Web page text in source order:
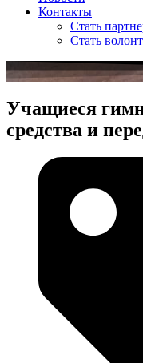
Контакты
Стать
Стать
Учащиеся
средства и